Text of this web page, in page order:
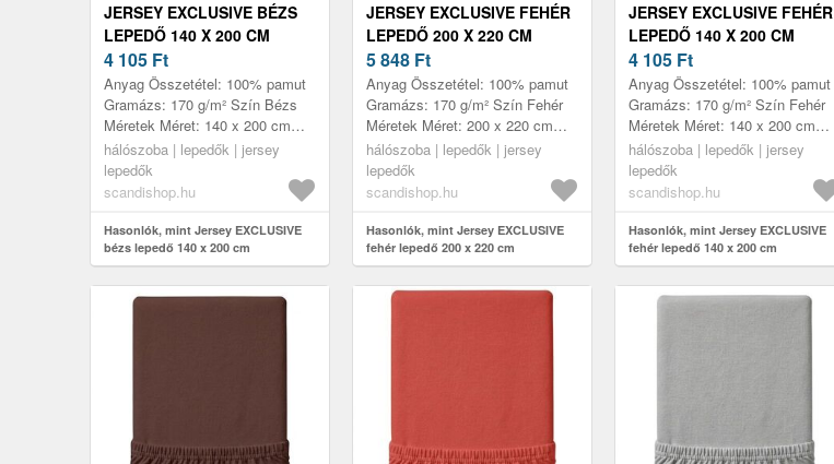
JERSEY EXCLUSIVE BÉZS
LEPEDŐ 140 X 200 CM
4 105 Ft
Anyag Összetétel: 100% pamut
Gramázs: 170 g/m² Szín Bézs
Méretek Méret: 140 x 200 cm
Jellemzők Puha és erős anyag
hosszú élettartammal Magas
rugalm...
hálószoba | lepedők | jersey
lepedők
scandishop.hu
Hasonlók, mint Jersey EXCLUSIVE
bézs lepedő 140 x 200 cm
JERSEY EXCLUSIVE FEHÉR
LEPEDŐ 200 X 220 CM
5 848 Ft
Anyag Összetétel: 100% pamut
Gramázs: 170 g/m² Szín Fehér
Méretek Méret: 200 x 220 cm
Jellemzők Puhaság és tartós
anyag hosszú élettartammal
Magas ...
hálószoba | lepedők | jersey
lepedők
scandishop.hu
Hasonlók, mint Jersey EXCLUSIVE
fehér lepedő 200 x 220 cm
JERSEY EXCLUSIVE FEHÉR
LEPEDŐ 140 X 200 CM
4 105 Ft
Anyag Összetétel: 100% pamut
Gramázs: 170 g/m² Szín Fehér
Méretek Méret: 140 x 200 cm
Jellemzők Puha és erős anyag
hosszú élettartammal Magas
rugal...
hálószoba | lepedők | jersey
lepedők
scandishop.hu
Hasonlók, mint Jersey EXCLUSIVE
fehér lepedő 140 x 200 cm